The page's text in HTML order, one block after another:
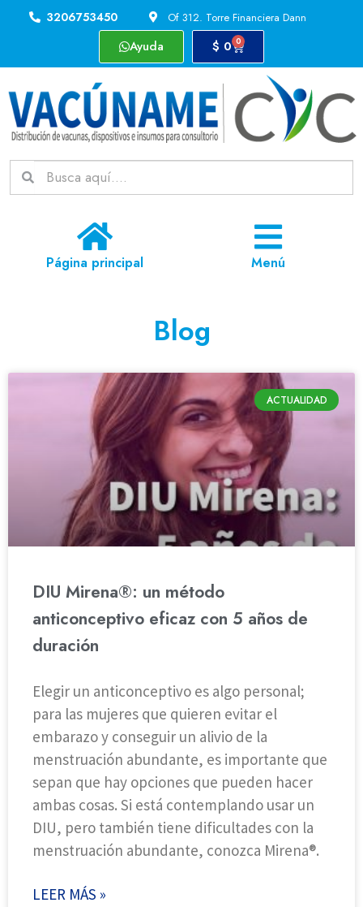
3206753450 Of 312. Torre Financiera Dann
Ayuda $ 0 0
Página principal Menú
Blog
ACTUALIDAD
DIU Mirena®: un método
anticonceptivo eficaz con 5 años de
duración
Elegir un anticonceptivo es algo personal;
para las mujeres que quieren evitar el
embarazo y conseguir un alivio de la
menstruación abundante, es importante que
sepan que hay opciones que pueden hacer
ambas cosas. Si está contemplando usar un
DIU, pero también tiene dificultades con la
menstruación abundante, conozca Mirena®.
LEER MÁS »